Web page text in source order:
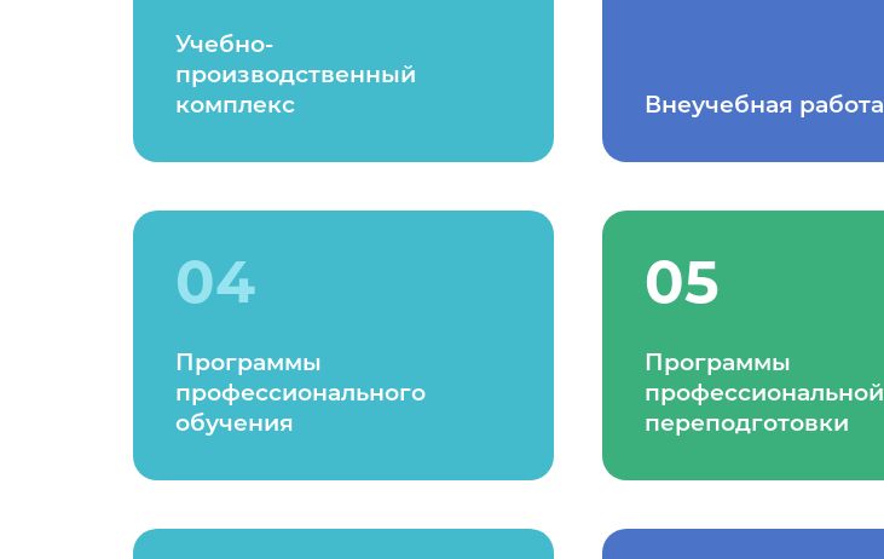
Учебно-
производственный
комплекс
Внеучебная работа
04
Программы
профессионального
обучения
05
Программы
профессиональной
переподготовки